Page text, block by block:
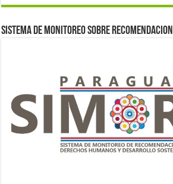
Sistema de monitoreo sobre